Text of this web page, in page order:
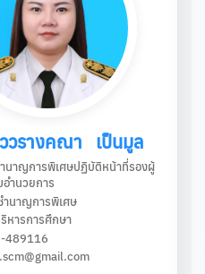
วรางคณา เป็นมูล
นาญการพิเศษปฏิบัติหน้าที่รองผู้
ำนวยการ
ำนาญการพิเศษ
หารการศึกษา
489116